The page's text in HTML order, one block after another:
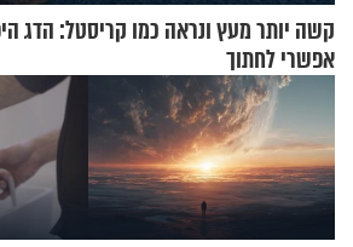
קשה יותר מעץ ונראה כמו קריסטל: הדג
אפשרי לחתוך